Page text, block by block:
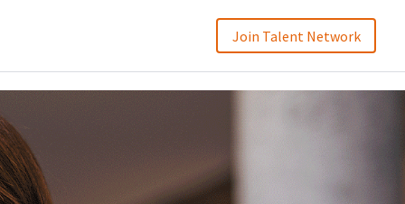
Join Talent Network